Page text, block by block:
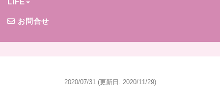
お問合せ
2020/07/31 (更新日: 2020/11/29)